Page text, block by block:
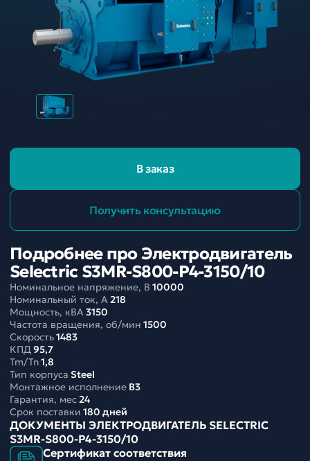
В заказ
Получить консультацию
Подробнее про Электродвигатель
Selectric S3MR-S800-P4-3150/10
Номинальное напряжение, В 10000
Номинальный ток, A218
Мощность, кВА3150
Частота вращения, об/мин 1500
Скорость1483
КПД95,7
Tm/Tn1,8
Тип корпуса Steel
Монтажное исполнение B3
Гарантия, мес24
Срок поставки 180 дней
ДОКУМЕНТЫ ЭЛЕКТРОДВИГАТЕЛЬ SELECTRIC
S3MR-S800-P4-3150/10
Сертификат соответствия